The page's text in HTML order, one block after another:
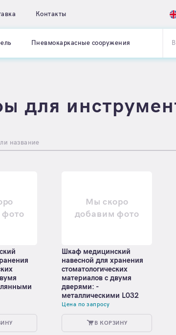
Контакты
Пневмокаркасные сооружения
для
название
Мы скоро
добавим фото
Шкаф медицинский
навесной для хранения
стоматологических
материалов с двумя
дверями: -
металлическими L032
Цена по запросу
В КОРЗИНУ